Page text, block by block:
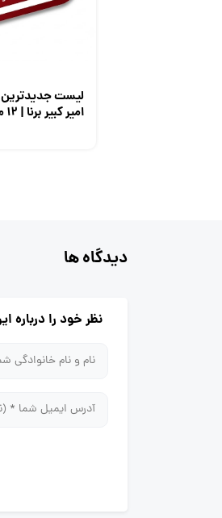
لیست
امیر کبیر برنا | ۱۲ مرداد ۱۴۰۵
دیدگاه ها
نظر خود را